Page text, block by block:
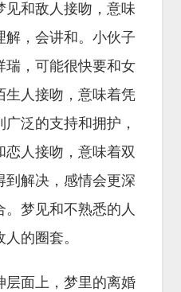
见和敌人接吻，意味
解，会讲和。小伙子
瑞，可能很快要和女
生人接吻，意味着凭
泛的支持和拥护，
人接吻，意味着双
到解决，感情会更深
梦见和不熟悉的人
的圈套。
面上，梦里的离婚